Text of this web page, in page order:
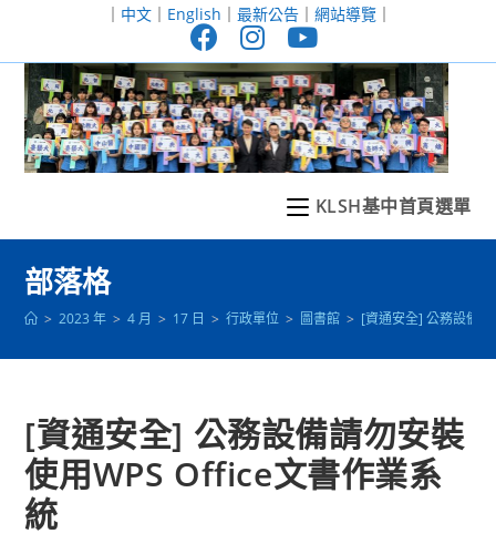
至
｜ 中文｜ English ｜ 最新公告｜ 網站導覽｜
KLSH基中首頁選單
部落格
> 2023 年 > 4 月 > 17 日 > 行政單位 > 圖書館 > [資通安全] 公務設備
[資通安全] 公務設備請勿安裝
使用WPS Office文書作業系
統